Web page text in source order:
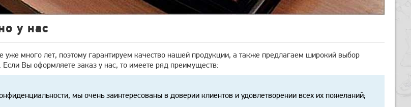
у нас
уже много лет, поэтому гарантируем качество нашей продукции, а также предлагаем широкий выбор
Вы оформляете заказ у нас, то имеете ряд преимуществ:
мы очень заинтересованы в доверии клиентов и удовлетворении всех их пожеланий;